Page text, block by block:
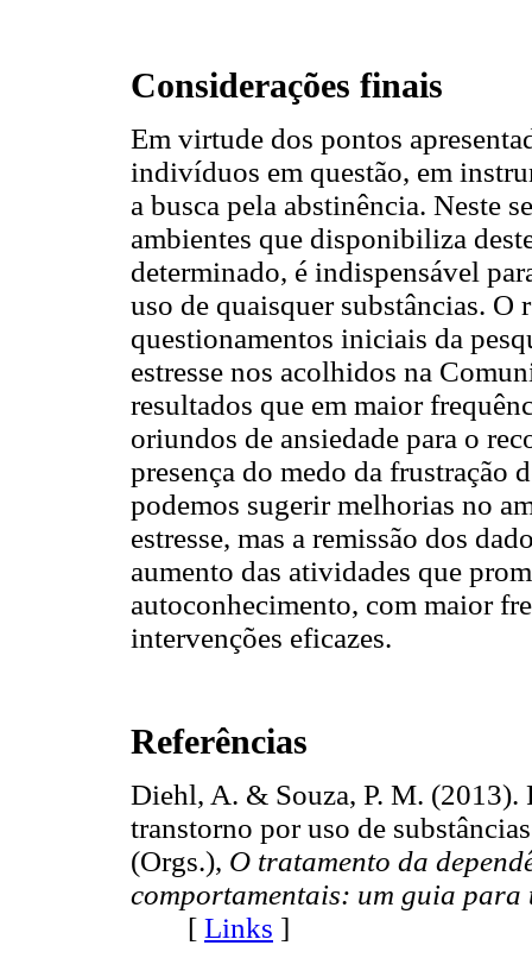
Considerações finais
Em virtude dos pontos
indivíduos em questão, em
a busca pela abstinência. Neste
ambientes que disponibiliza
determinado, é indispensável
uso de quaisquer substâncias. O
questionamentos iniciais da
estresse nos acolhidos na
resultados que em maior
oriundos de ansiedade para o
presença do medo da frustração
podemos sugerir melhorias no
estresse, mas a remissão dos
aumento das atividades que
autoconhecimento, com maior
intervenções eficazes.
Referências
Diehl, A. & Souza, P. M. (2013).
transtorno por uso de
(Orgs.), O tratamento da
comportamentais: um guia
[ Links ]